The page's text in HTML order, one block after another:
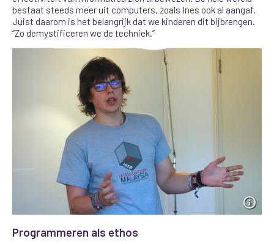
bestaat steeds meer uit computers, zoals Ines ook al aangaf.
Juist daarom is het belangrijk dat we kinderen dit bijbrengen.
“Zo demystificeren we de techniek.”
Programmeren als ethos